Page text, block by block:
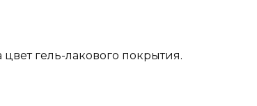
гель-лакового покрытия.